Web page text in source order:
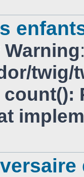
Warning
count():